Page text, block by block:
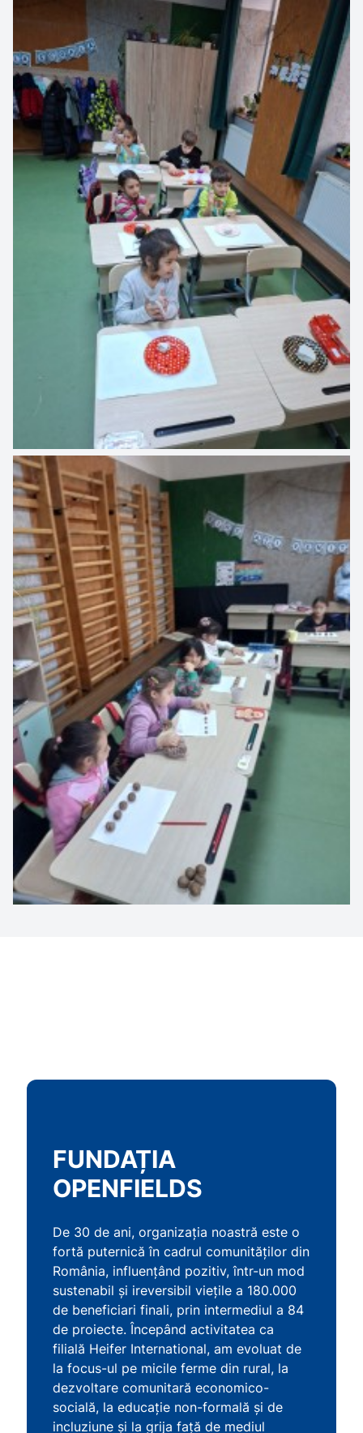
FUNDAȚIA
OPENFIELDS
De 30 de ani, organizația noastră este o
fortă puternică în cadrul comunităților din
România, influențând pozitiv, într-un mod
sustenabil și ireversibil viețile a 180.000
de beneficiari finali, prin intermediul a 84
de proiecte. Începând activitatea ca
filială Heifer International, am evoluat de
la focus-ul pe micile ferme din rural, la
dezvoltare comunitară economico-
socială, la educație non-formală și de
incluziune și la grija față de mediul